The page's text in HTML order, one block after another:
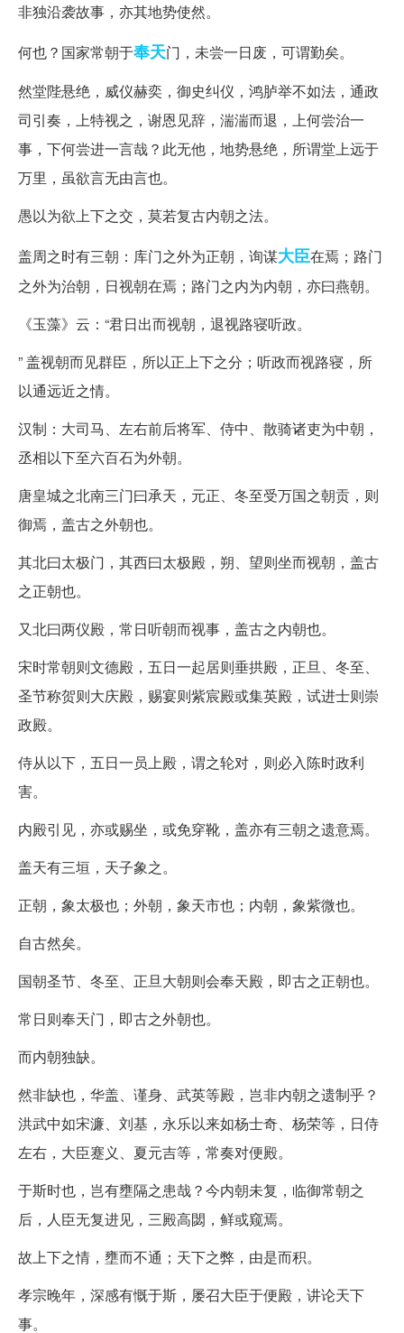
非独沿袭故事，亦其地势使然。
何也？国家常朝于奉天门，未尝一日废，可谓勤矣。
然堂陛悬绝，威仪赫奕，御史纠仪，鸿胪举不如法，通政
司引奏，上特视之，谢恩见辞，湍湍而退，上何尝治一
事，下何尝进一言哉？此无他，地势悬绝，所谓堂上远于
万里，虽欲言无由言也。
愚以为欲上下之交，莫若复古内朝之法。
盖周之时有三朝：库门之外为正朝，询谋大臣在焉；路门
之外为治朝，日视朝在焉；路门之内为内朝，亦曰燕朝。
《玉藻》云：“君日出而视朝，退视路寝听政。
” 盖视朝而见群臣，所以正上下之分；听政而视路寝，所
以通远近之情。
汉制：大司马、左右前后将军、侍中、散骑诸吏为中朝，
丞相以下至六百石为外朝。
唐皇城之北南三门曰承天，元正、冬至受万国之朝贡，则
御焉，盖古之外朝也。
其北曰太极门，其西曰太极殿，朔、望则坐而视朝，盖古
之正朝也。
又北曰两仪殿，常日听朝而视事，盖古之内朝也。
宋时常朝则文德殿，五日一起居则垂拱殿，正旦、冬至、
圣节称贺则大庆殿，赐宴则紫宸殿或集英殿，试进士则崇
政殿。
侍从以下，五日一员上殿，谓之轮对，则必入陈时政利
害。
内殿引见，亦或赐坐，或免穿靴，盖亦有三朝之遗意焉。
盖天有三垣，天子象之。
正朝，象太极也；外朝，象天市也；内朝，象紫微也。
自古然矣。
国朝圣节、冬至、正旦大朝则会奉天殿，即古之正朝也。
常日则奉天门，即古之外朝也。
而内朝独缺。
然非缺也，华盖、谨身、武英等殿，岂非内朝之遗制乎？
洪武中如宋濂、刘基，永乐以来如杨士奇、杨荣等，日侍
左右，大臣蹇义、夏元吉等，常奏对便殿。
于斯时也，岂有壅隔之患哉？今内朝未复，临御常朝之
后，人臣无复进见，三殿高閟，鲜或窥焉。
故上下之情，壅而不通；天下之弊，由是而积。
孝宗晚年，深感有慨于斯，屡召大臣于便殿，讲论天下
事。